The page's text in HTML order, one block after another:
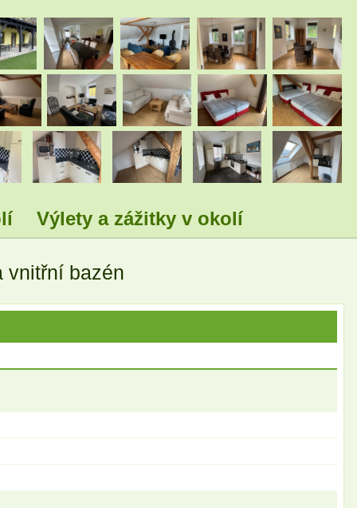
Výlety a zážitky v okolí
vnitřní bazén